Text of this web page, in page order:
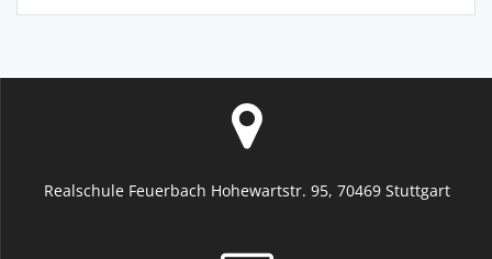
Realschule Feuerbach Hohewartstr. 95, 70469 Stuttgart